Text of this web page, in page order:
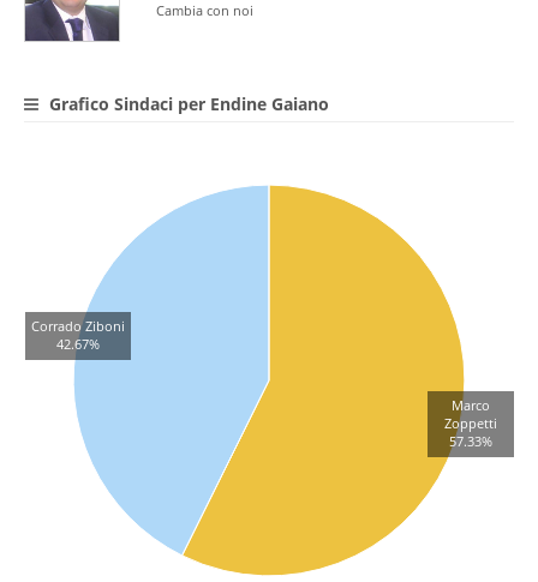
Cambia con noi
Grafico Sindaci per Endine Gaiano
Marco
Zoppetti
57.33%
Corrado Ziboni
42.67%